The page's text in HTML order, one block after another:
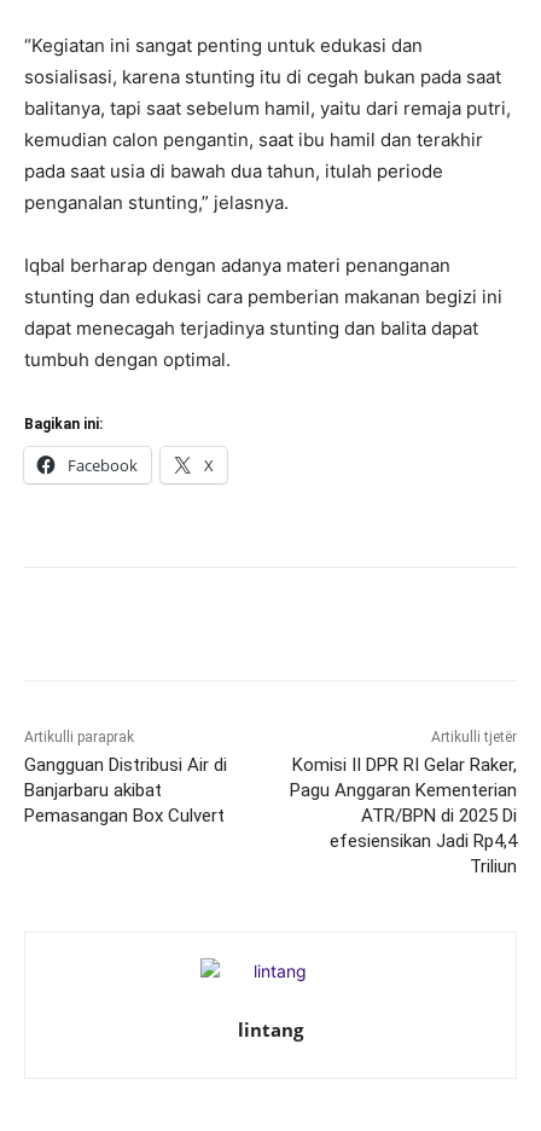
“Kegiatan ini sangat penting untuk edukasi dan
sosialisasi, karena stunting itu di cegah bukan pada saat
balitanya, tapi saat sebelum hamil, yaitu dari remaja putri,
kemudian calon pengantin, saat ibu hamil dan terakhir
pada saat usia di bawah dua tahun, itulah periode
penganalan stunting,” jelasnya.
Iqbal berharap dengan adanya materi penanganan
stunting dan edukasi cara pemberian makanan begizi ini
dapat menecagah terjadinya stunting dan balita dapat
tumbuh dengan optimal.
Bagikan ini:
Facebook X
Artikulli paraprak
Gangguan Distribusi Air di
Banjarbaru akibat
Pemasangan Box Culvert
Artikulli tjetër
Komisi II DPR RI Gelar Raker,
Pagu Anggaran Kementerian
ATR/BPN di 2025 Di
efesiensikan Jadi Rp4,4
Triliun
lintang